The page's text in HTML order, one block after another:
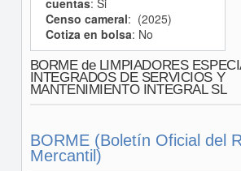
cuentas: Si
Censo cameral: (2025)
Cotiza en bolsa: No
BORME de LIMPIADORES
INTEGRADOS DE SERVICIOS Y
MANTENIMIENTO INTEGRAL SL
BORME (Boletín Oficial del
Mercantil)